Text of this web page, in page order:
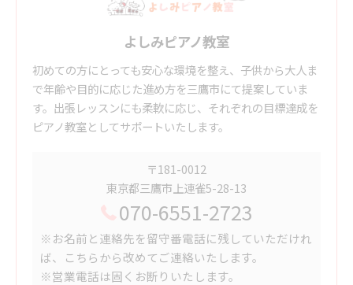
よしみピアノ教室
初めての方にとっても安心な環境を整え、子供から大人ま
で年齢や目的に応じた進め方を三鷹市にて提案していま
す。出張レッスンにも柔軟に応じ、それぞれの目標達成を
ピアノ教室としてサポートいたします。
〒181-0012
東京都三鷹市上連雀5-28-13
070-6551-2723
※お名前と連絡先を留守番電話に残していただけれ
ば、こちらから改めてご連絡いたします。
※営業電話は固くお断りいたします。